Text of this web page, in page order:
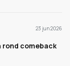
23 jun 2026
comeback